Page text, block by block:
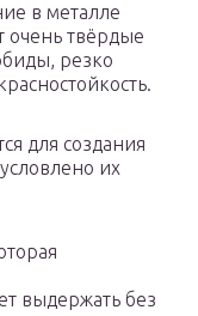
в металле
очень твёрдые
резко
для создания
их
выдержать без